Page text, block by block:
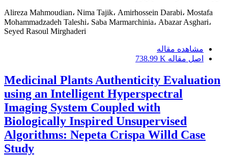
Alireza Mahmoudian، Nima Tajik، Amirhossein Darabi، Mostafa
Mohammadzadeh Taleshi، Saba Marmarchinia، Abazar Asghari،
Seyed Rasoul Mirghaderi
مشاهده مقاله
اصل مقاله 738.99 K
Medicinal Plants Authenticity Evaluation
using an Intelligent Hyperspectral
Imaging System Coupled with
Biologically Inspired Unsupervised
Algorithms: Nepeta Crispa Willd Case
Study